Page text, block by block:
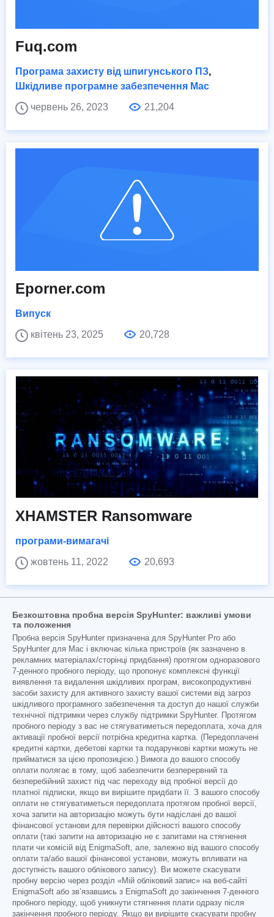
Fuq.com
Програма захисту від шпигунського ПЗ,
Шкідливе програмне забезпечення Mac
червень 26, 2023
21,204
Eporner.com
Випуск
квітень 23, 2025
20,728
XHAMSTER Ransomware
програми-вимагачі
жовтень 11, 2022
20,693
Безкоштовна пробна версія SpyHunter: важливі умови
та положення
Пробна версія SpyHunter призначена для SpyHunter Pro або
SpyHunter для Mac і включає кілька пристроїв (як зазначено в
рекламних матеріалах/сторінці придбання) протягом одноразового
7-денного пробного періоду, що пропонує комплексні функції
виявлення та видалення шкідливих програм, високопродуктивні
засоби захисту для активного захисту вашої системи від загроз
шкідливого програмного забезпечення та доступ до нашої служби
технічної підтримки через службу підтримки SpyHunter. Протягом
пробного періоду з вас не стягуватиметься передоплата, хоча для
активації пробної версії потрібна кредитна картка. (Передоплачені
кредитні картки, дебетові картки та подарункові картки можуть не
прийматися за цією пропозицією.) Вимога до вашого способу
оплати полягає в тому, щоб забезпечити безперервний та
безперебійний захист під час переходу від пробної версії до
платної підписки, якщо ви вирішите придбати її. З вашого способу
оплати не стягуватиметься передоплата протягом пробної версії,
хоча запити на авторизацію можуть бути надіслані до вашої
фінансової установи для перевірки дійсності вашого способу
оплати (такі запити на авторизацію не є запитами на стягнення
плати чи комісій від EnigmaSoft, але, залежно від вашого способу
оплати та/або вашої фінансової установи, можуть впливати на
доступність вашого облікового запису). Ви можете скасувати
пробну версію через розділ «Мій обліковий запис» на веб-сайті
EnigmaSoft або зв’язавшись з EnigmaSoft до закінчення 7-денного
пробного періоду, щоб уникнути стягнення плати одразу після
закінчення пробного періоду. Якщо ви вирішите скасувати пробну